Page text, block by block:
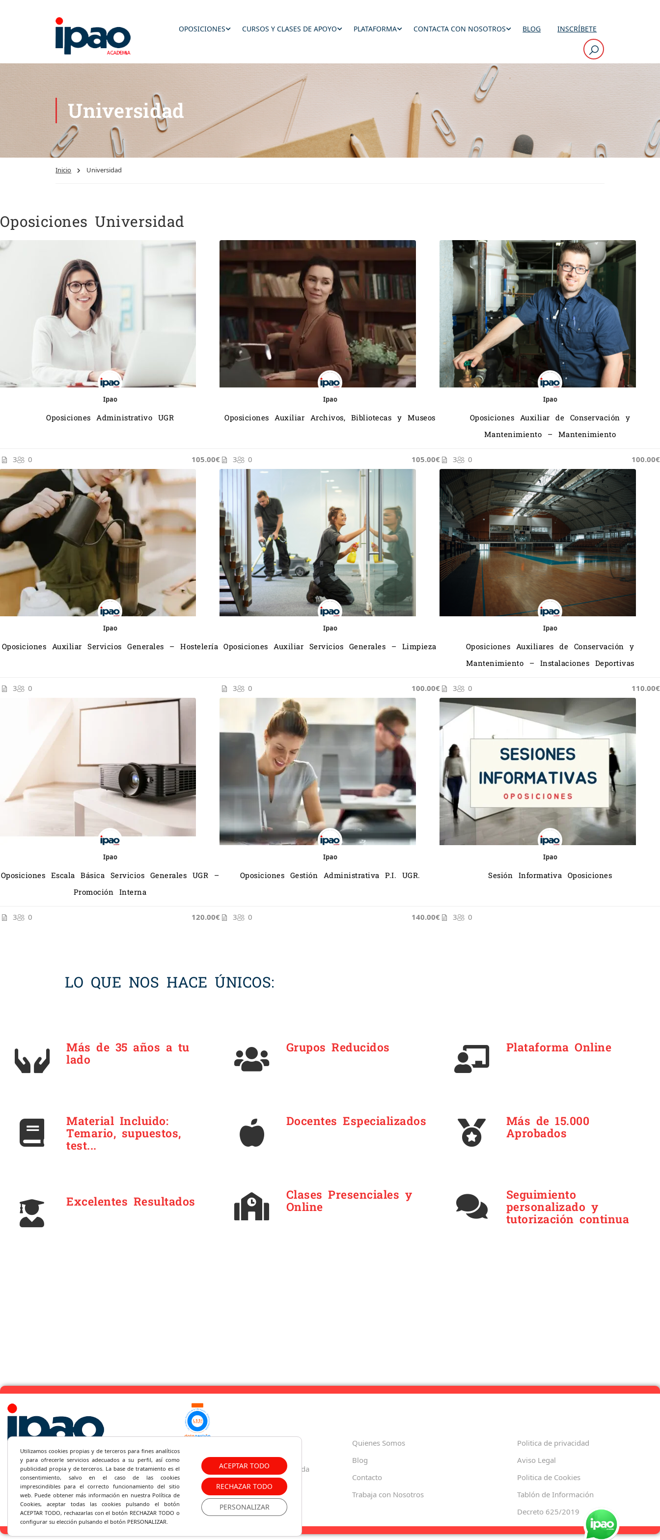
OPOSICIONES CURSOS Y CLASES DE APOYO PLATAFORMA CONTACTA CON NOSOTROS BLOG INSCRÍBETE
Universidad
Inicio Universidad
Oposiciones Universidad
Ipao
Oposiciones Administrativo UGR
3 0 105.00€
Ipao
Oposiciones Auxiliar Archivos, Bibliotecas y Museos
3 0 105.00€
Ipao
Oposiciones Auxiliar de Conservación y
Mantenimiento – Mantenimiento
3 0 100.00€
Ipao
Oposiciones Auxiliar Servicios Generales – Hostelería
3 0
Ipao
Oposiciones Auxiliar Servicios Generales – Limpieza
3 0 100.00€
Ipao
Oposiciones Auxiliares de Conservación y
Mantenimiento – Instalaciones Deportivas
3 0 110.00€
Ipao
Oposiciones Escala Básica Servicios Generales UGR –
Promoción Interna
3 0 120.00€
Ipao
Oposiciones Gestión Administrativa P.I. UGR.
3 0 140.00€
Ipao
Sesión Informativa Oposiciones
3 0
LO QUE NOS HACE ÚNICOS:
Más de 35 años a tu
lado
Material Incluido:
Temario, supuestos,
test...
Excelentes Resultados
Grupos Reducidos
Docentes Especializados
Clases Presenciales y
Online
Plataforma Online
Más de 15.000
Aprobados
Seguimiento
personalizado y
tutorización continua
C/Santa Paula, 35 18001 – Granada
ipao@ipao.es
Quienes Somos
Blog
Contacto
Trabaja con Nosotros
Politica de privacidad
Aviso Legal
Politica de Cookies
Tablón de Información
Decreto 625/2019
Utilizamos cookies propias y de terceros para fines analíticos
y para ofrecerle servicios adecuados a su perfil, así como
publicidad propia y de terceros. La base de tratamiento es el
consentimiento, salvo en el caso de las cookies
imprescindibles para el correcto funcionamiento del sitio
web. Puede obtener más información en nuestra Política de
Cookies, aceptar todas las cookies pulsando el botón
ACEPTAR TODO, rechazarlas con el botón RECHAZAR TODO o
configurar su elección pulsando el botón PERSONALIZAR.
ACEPTAR TODO
RECHAZAR TODO
PERSONALIZAR